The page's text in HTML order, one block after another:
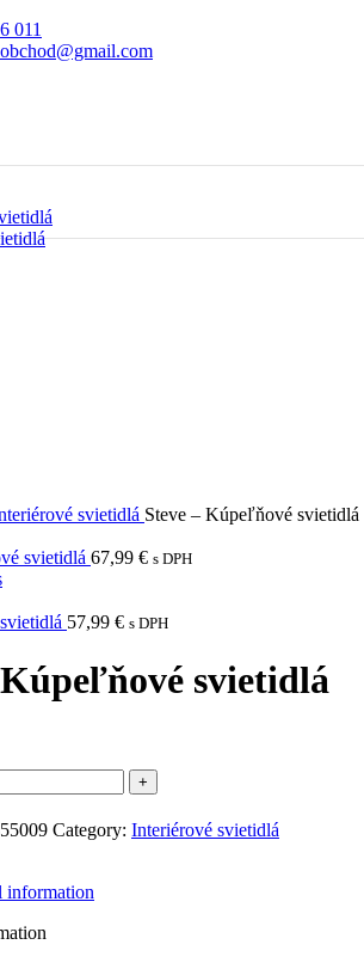
011
svietidlá Steve – Kúpeľňové svietidlá
svietidlá 67,99 € s DPH
57,99 € s DPH
Kúpeľňové svietidlá
Category: Interiérové svietidlá
information